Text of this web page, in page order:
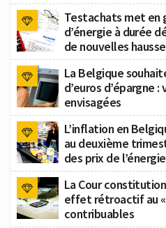
Testachats met en
d’énergie à durée
de nouvelles
La Belgique
d’euros d’épargne
envisagées
L’inflation en
au deuxième
des prix de l’énergie
La Cour
effet rétroactif au «
contribuables